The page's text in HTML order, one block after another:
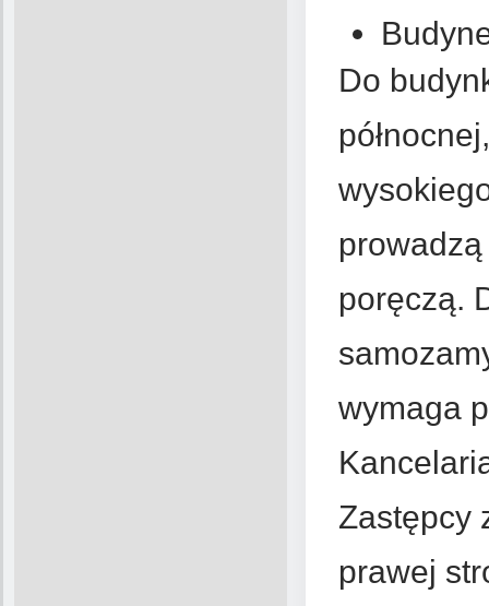
Do
poręczą.
wymaga
Zastępcy
prawej